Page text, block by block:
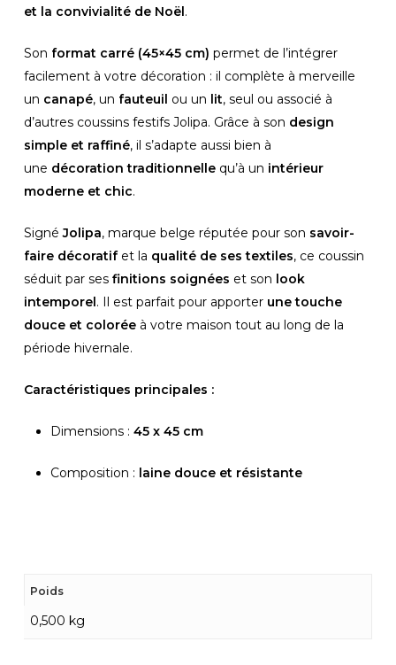
et la convivialité de Noël.
Son format carré (45×45 cm) permet de l’intégrer
facilement à votre décoration : il complète à merveille
un canapé, un fauteuil ou un lit, seul ou associé à
d’autres coussins festifs Jolipa. Grâce à son design
simple et raffiné, il s’adapte aussi bien à
une décoration traditionnellequ’à un intérieur
moderne et chic.
SignéJolipa, marque belge réputée pour son savoir-
faire décoratifet la qualité de ses textiles, ce coussin
séduit par ses finitions soignées et son look
intemporel. Il est parfait pour apporter une touche
douce et coloréeà votre maison tout au long de la
période hivernale.
Caractéristiques principales :
Dimensions : 45 x 45 cm
Composition : laine douce et résistante
Poids
0,500 kg